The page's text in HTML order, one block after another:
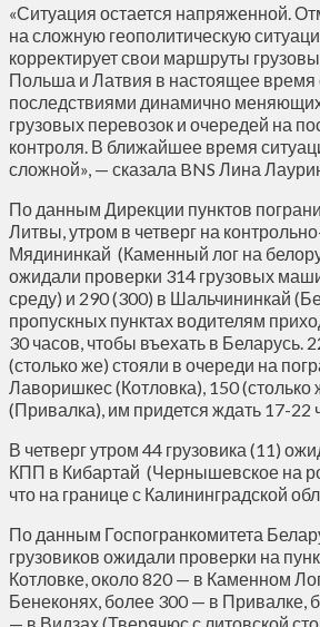
«Ситуация остается напряженной.
на сложную геополитическую
корректирует свои маршруты
Польша и Латвия в настоящее время
последствиями динамично
грузовых перевозок и очередей на
контроля. В ближайшее время
сложной», — сказала BNS Лина
По данным Дирекции пунктов
Литвы, утром в четверг на
Мядининкай (Каменный лог на
ожидали проверки 314 грузовых
среду) и 290 (300) в Шальчининкай
пропускных пунктах водителям
30 часов, чтобы въехать в Беларусь.
(столько же) стояли в очереди на
Лаворишкес (Котловка), 150 (столько
(Привалка), им придется ждать 17-22
В четверг утром 44 грузовика (11)
КПП в Кибартай (Чернышевское на
что на границе с Калининградской
По данным Госпогранкомитета
грузовиков ожидали проверки на
Котловке, около 820 — в Каменном
Бенеконях, более 300 — в Привалке,